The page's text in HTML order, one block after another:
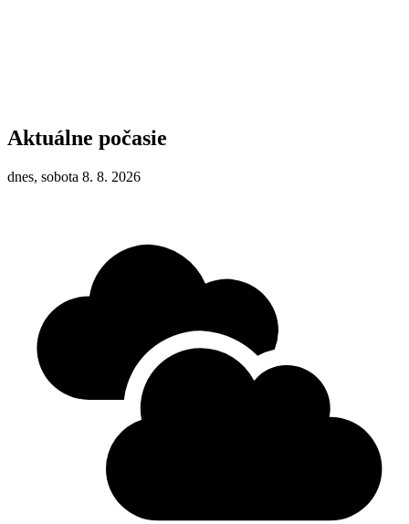
Aktuálne počasie
dnes, sobota 8. 8. 2026